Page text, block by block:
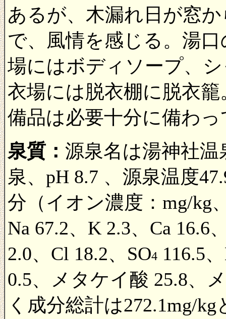
あるが、木漏れ日が窓
で、風情を感じる。湯
場にはボディソープ、
衣場には脱衣棚に脱衣
備品は必要十分に備わ
泉質： 源泉名は湯神社
泉、pH 8.7 、源泉温度
分（イオン濃度：mg/kg
Na 67.2、K 2.3、Ca 16.6
2.0、Cl 18.2、SO4 116.5
0.5、メタケイ酸 25.8、
く成分総計は272.1mg/